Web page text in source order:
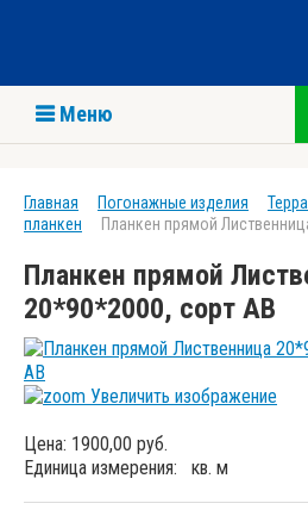
Меню
Главная Погонажные изделия
планкен
Планкен прямой
Планкен прямой
20*90*2000, сорт АВ
Увеличить изображение
Цена: 1900,00 руб.
Единица измерения: кв. м